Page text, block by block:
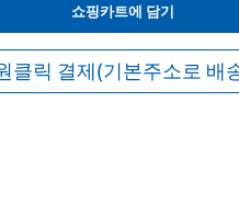
쇼핑카트에 담기
클릭 결제(기본주소로 배